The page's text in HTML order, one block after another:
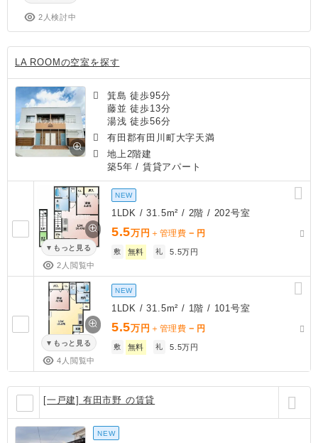
2人検討中
LA ROOMの空室を探す
箕島 徒歩95分
藤並 徒歩13分
湯浅 徒歩56分
有田郡有田川町大字天満
地上2階建
築5年 / 賃貸アパート
もっと見る
2人閲覧中
NEW
1LDK / 31.5m² / 2階 / 202号室
5.5万円 ＋管理費 － 円
敷 無料 礼 5.5万円
もっと見る
4人閲覧中
NEW
1LDK / 31.5m² / 1階 / 101号室
5.5万円 ＋管理費 － 円
敷 無料 礼 5.5万円
[一戸建] 有田市野 の賃貸
NEW